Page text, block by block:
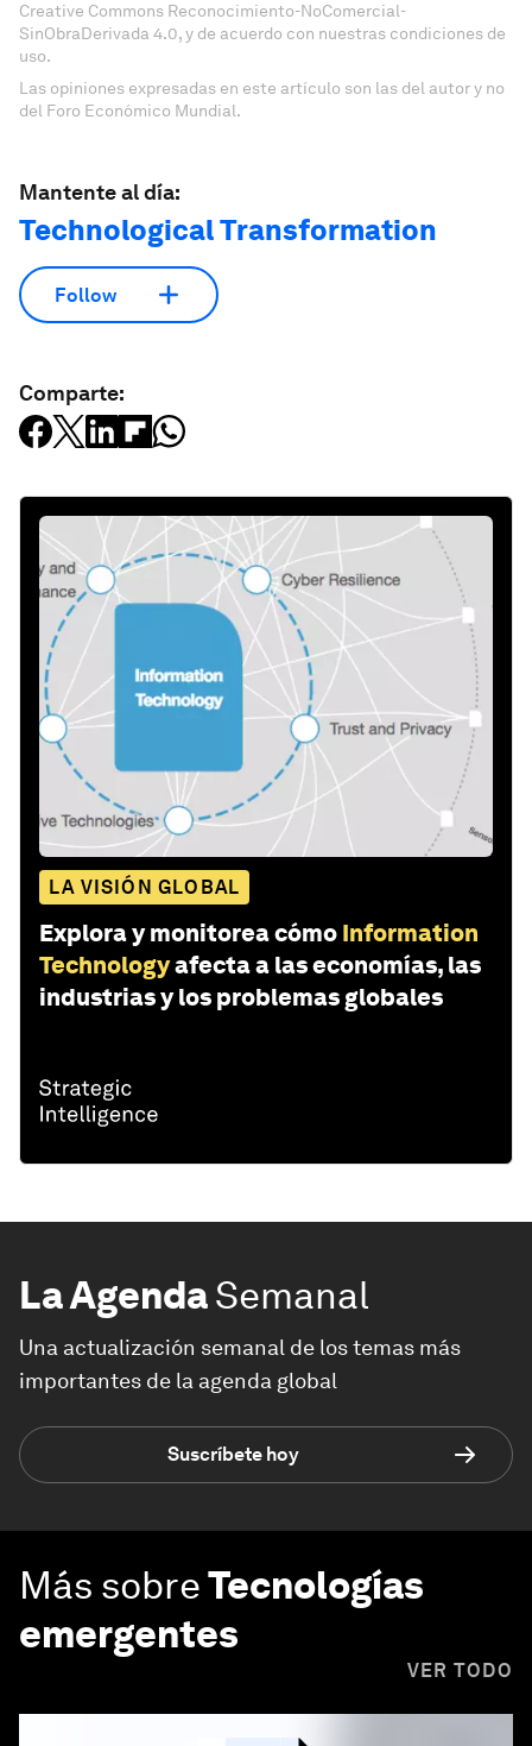
Creative Commons Reconocimiento-NoComercial-
SinObraDerivada 4.0, y de acuerdo con nuestras condiciones de
uso.
Las opiniones expresadas en este artículo son las del autor y no
del Foro Económico Mundial.
Mantente al día:
Technological Transformation
Follow
Comparte:
LA VISIÓN GLOBAL
Explora y monitorea cómo Information
Technologyafecta a las economías, las
industrias y los problemas globales
La AgendaSemanal
Una actualización semanal de los temas más
importantes de la agenda global
Suscríbete hoy
Más sobreTecnologías
emergentes
VER TODO